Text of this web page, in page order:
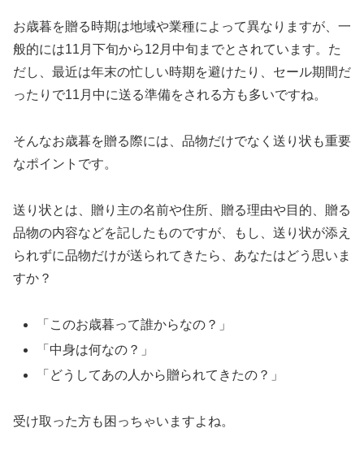
お歳暮を贈る時期は地域や業種によって異なりますが、一
般的には11月下旬から12月中旬までとされています。た
だし、最近は年末の忙しい時期を避けたり、セール期間だ
ったりで11月中に送る準備をされる方も多いですね。
そんなお歳暮を贈る際には、品物だけでなく送り状も重要
なポイントです。
送り状とは、贈り主の名前や住所、贈る理由や目的、贈る
品物の内容などを記したものですが、もし、送り状が添え
られずに品物だけが送られてきたら、あなたはどう思いま
すか？
「このお歳暮って誰からなの？」
「中身は何なの？」
「どうしてあの人から贈られてきたの？」
受け取った方も困っちゃいますよね。